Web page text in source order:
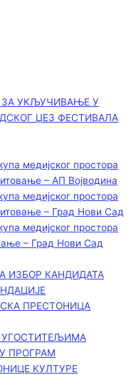
УКЉУЧИВАЊЕ У
ЏЕЗ ФЕСТИВАЛА
медијског простора
– АП Војводинa
медијског простора
– Град Нови Сад
медијског простора
– Град Нови Сад
ИЗБОР КАНДИДАТА
ПРЕСТОНИЦА
УГОСТИТЕЉИМА
ПРОГРАМ
КУЛТУРЕ